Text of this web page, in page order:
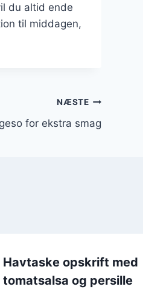
du altid ende
til middagen,
NÆSTE
for ekstra smag
Havtaske opskrift med
tomatsalsa og persille